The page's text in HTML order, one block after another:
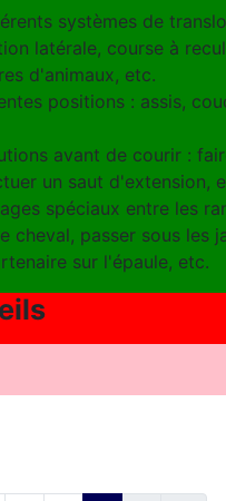
systèmes de
latérale, course à
d'animaux, etc.
positions : assis,
avant de courir :
un saut d'extension,
spéciaux entre les
cheval, passer sous les
sur l'épaule, etc.